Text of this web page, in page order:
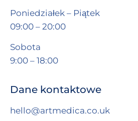
Poniedziałek – Piątek
09:00 – 20:00
Sobota
9:00 – 18:00
Dane kontaktowe
hello@artmedica.co.uk